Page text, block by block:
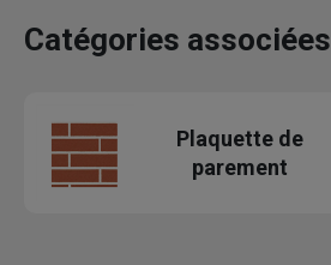
Catégories associées
Plaquette de
parement